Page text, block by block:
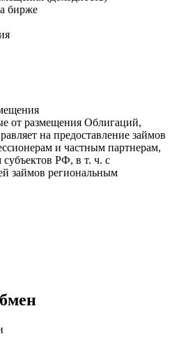
(доходность)
бирже
от размещения Облигаций,
на предоставление займов
и частным партнерам,
РФ, в т. ч. с